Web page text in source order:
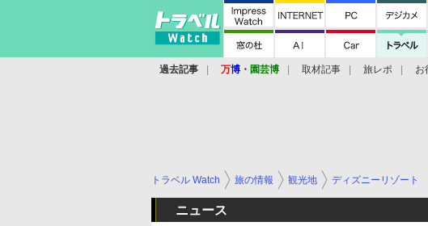
過去記事 万博 ・ 園芸博 取材記事 旅レポ お
トラベル Watch 旅の情報 観光地 ディズニーリゾート
ニュース